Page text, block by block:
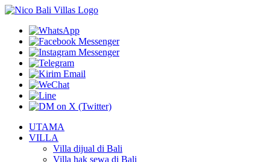
UTAMA
VILLA
Villa dijual di Bali
Villa hak sewa di Bali